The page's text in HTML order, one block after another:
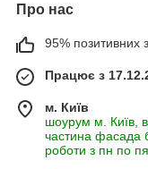
Про нас
95% позитивних з
Працює з
м. Київ
шоурум м. Київ,
частина фасада
роботи з пн по